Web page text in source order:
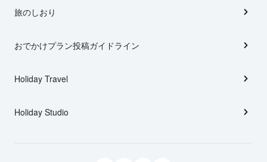
旅のしおり
おでかけプラン投稿ガイドライン
Holiday Travel
Holiday Studio